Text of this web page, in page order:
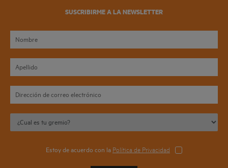
SUSCRIBIRME A LA NEWSLETTER
Estoy de acuerdo con la Política de Privacidad